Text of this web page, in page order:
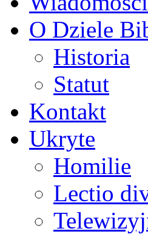
O Dziele
Historia
Statut
Kontakt
Ukryte
Homilie
Lectio